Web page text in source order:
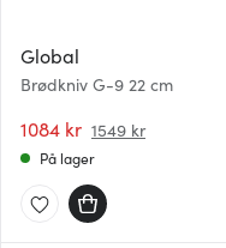
Global
Brødkniv G-9 22 cm
1084 kr 1549 kr
På lager